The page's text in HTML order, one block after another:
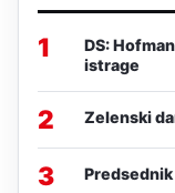
1
DS:
istrage
2 Zelenski
3